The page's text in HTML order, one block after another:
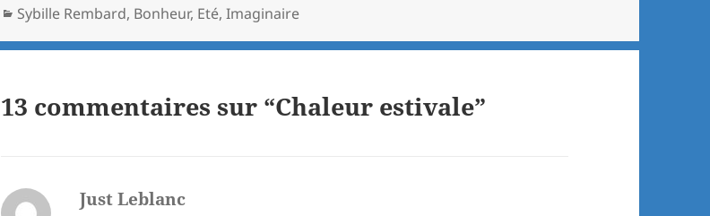
Catégories
Sybille Rembard, Bonheur, Eté,Imaginaire
13 commentaires sur “Chaleur estivale”
Just Leblanc